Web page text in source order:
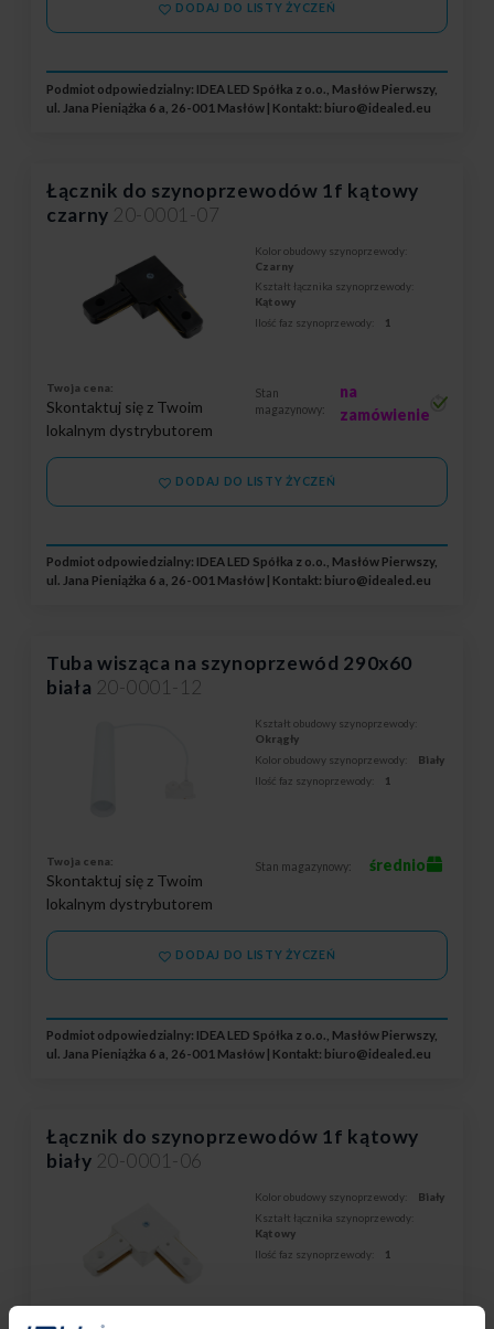
DODAJ DO LISTY ŻYCZEŃ
Podmiot odpowiedzialny: IDEA LED Spółka z o.o., Masłów Pierwszy,
ul. Jana Pieniążka 6 a, 26-001 Masłów | Kontakt: biuro@idealed.eu
Łącznik do szynoprzewodów 1f kątowy
czarny 20-0001-07
Kolor obudowy szynoprzewody:
Czarny
Kształt łącznika szynoprzewody:
Kątowy
Ilość faz szynoprzewody:
1
Twoja cena:
Skontaktuj się z Twoim
lokalnym dystrybutorem
Stan
magazynowy:
na
zamówienie
DODAJ DO LISTY ŻYCZEŃ
Podmiot odpowiedzialny: IDEA LED Spółka z o.o., Masłów Pierwszy,
ul. Jana Pieniążka 6 a, 26-001 Masłów | Kontakt: biuro@idealed.eu
Tuba wisząca na szynoprzewód 290x60
biała 20-0001-12
Kształt obudowy szynoprzewody:
Okrągły
Kolor obudowy szynoprzewody:
Biały
Ilość faz szynoprzewody:
1
Twoja cena:
Skontaktuj się z Twoim
lokalnym dystrybutorem
Stan magazynowy: średnio
DODAJ DO LISTY ŻYCZEŃ
Podmiot odpowiedzialny: IDEA LED Spółka z o.o., Masłów Pierwszy,
ul. Jana Pieniążka 6 a, 26-001 Masłów | Kontakt: biuro@idealed.eu
Łącznik do szynoprzewodów 1f kątowy
biały 20-0001-06
Kolor obudowy szynoprzewody:
Biały
Kształt łącznika szynoprzewody:
Kątowy
Ilość faz szynoprzewody:
1